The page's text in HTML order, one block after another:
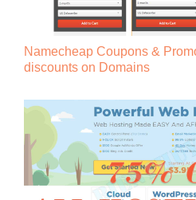
Namecheap Coupons &
discounts on Domains